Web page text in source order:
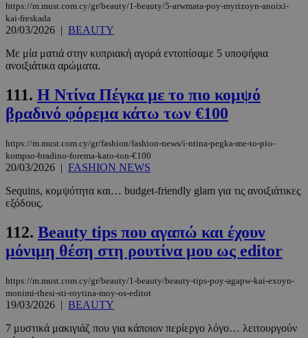
https://m.must.com.cy/gr/beauty/1-beauty/5-arwmata-poy-myrizoyn-anoixi-
kai-freskada
20/03/2026 | BEAUTY
Με μία ματιά στην κυπριακή αγορά εντοπίσαμε 5 υποψήφια
ανοιξιάτικα αρώματα.
111. Η Ντίνα Πέγκα με το πιο κομψό
βραδινό φόρεμα κάτω των €100
https://m.must.com.cy/gr/fashion/fashion-news/i-ntina-pegka-me-to-pio-
kompso-bradino-forema-kato-ton-€100
20/03/2026 | FASHION NEWS
Sequins, κομψότητα και… budget-friendly glam για τις ανοιξιάτικες
εξόδους.
112. Beauty tips που αγαπώ και έχουν
μόνιμη θέση στη ρουτίνα μου ως editor
https://m.must.com.cy/gr/beauty/1-beauty/beauty-tips-poy-agapw-kai-exoyn-
monimi-thesi-sti-roytina-moy-os-editot
19/03/2026 | BEAUTY
7 μυστικά μακιγιάζ που για κάποιον περίεργο λόγο… λειτουργούν
__cf_bm
Cloudflare Inc.
.twitter.com
__cf_bm
Cloudflare Inc.
.pexels.com
29 λεπτά
Google
Privacy Policy